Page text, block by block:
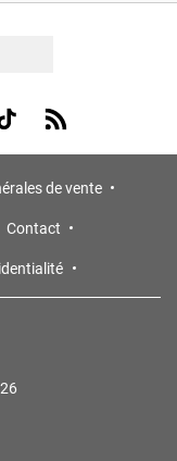
Youtube
us on Tiktok
Visit us on Rss
de vente
Contact